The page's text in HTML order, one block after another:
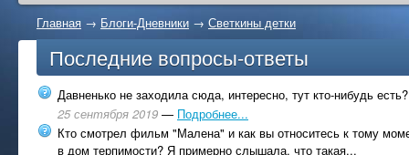
Главная → Блоги-Дневники → Светкины детки
Последние вопросы-ответы
Давненько не заходила сюда, интересно, тут кто-нибудь есть?
25 сентября 2019 — Подробнее...
Кто смотрел фильм "Малена" и как вы относитесь к тому
в дом терпимости? Я примерно слышала, что такая...